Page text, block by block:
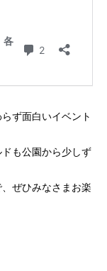
ず面白いイベント
も公園から少しず
ぜひみなさまお楽